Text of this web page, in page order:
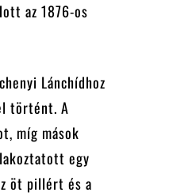
az 1876-os
Lánchídhoz
történt. A
míg mások
egy
öt pillért és a